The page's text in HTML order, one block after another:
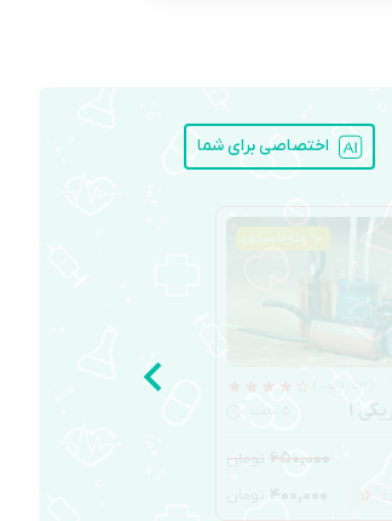
اختصاصی برای شما
چله تابستون
۶۵۰,۰۰۰ تومان
۴۰۰,۰۰۰ تومان